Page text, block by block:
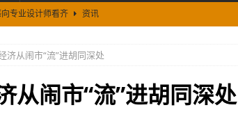
专业设计师看齐
资讯
“模型×本体”创新技术路径
济从闹市“流”进胡同深处
从闹市“流”进胡同深处